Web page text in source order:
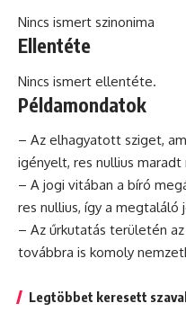
Nincs ismert szinonima
Ellentéte
Nincs ismert ellentéte.
Példamondatok
– Az elhagyatott sziget,
igényelt, res nullius maradt
– A jogi vitában a bíró
res nullius, így a
– Az űrkutatás területén
továbbra is komoly
Legtöbbet keresett